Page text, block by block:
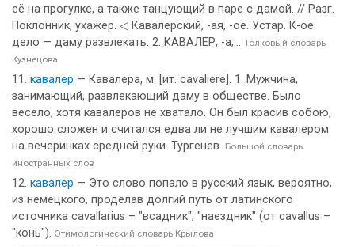
её на прогулке, а также танцующий в паре с дамой. // Разг.
Поклонник, ухажёр. ◁ Кавалерский, -ая, -ое. Устар. К-ое
дело — даму развлекать. 2. КАВАЛЕР, -а;... Толковый словарь
Кузнецова
кавалер — Кавалера, м. [ит. cavaliere]. 1. Мужчина,
занимающий, развлекающий даму в обществе. Было
весело, хотя кавалеров не хватало. Он был красив собою,
хорошо сложен и считался едва ли не лучшим кавалером
на вечеринках средней руки. Тургенев. Большой словарь
иностранных слов
кавалер — Это слово попало в русский язык, вероятно,
из немецкого, проделав долгий путь от латинского
источника cavallarius – "всадник", "наездник" (от cavallus –
"конь"). Этимологический словарь Крылова